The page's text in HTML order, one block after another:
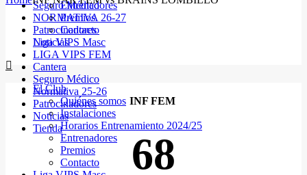
Seguro Médico
NORMATIVA 26-27
Patrocinadores
Noticias
El Club
Quiénes somos
Instalaciones
Horarios Entrenamiento 2024/25
Entrenadores
Premios
Contacto
Entrenadores
Premios
Contacto
Liga VIPS Masc
LIGA VIPS FEM
Cantera
Seguro Médico
Normativa 25-26
Patrocinadores
Noticias
Tienda
INF FEM
68